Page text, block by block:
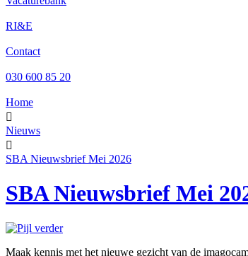
RI&E
Contact
030 600 85 20
Home

Nieuws

SBA Nieuwsbrief Mei 2026
SBA Nieuwsbrief Mei
Maak kennis met het nieuwe gezicht van de